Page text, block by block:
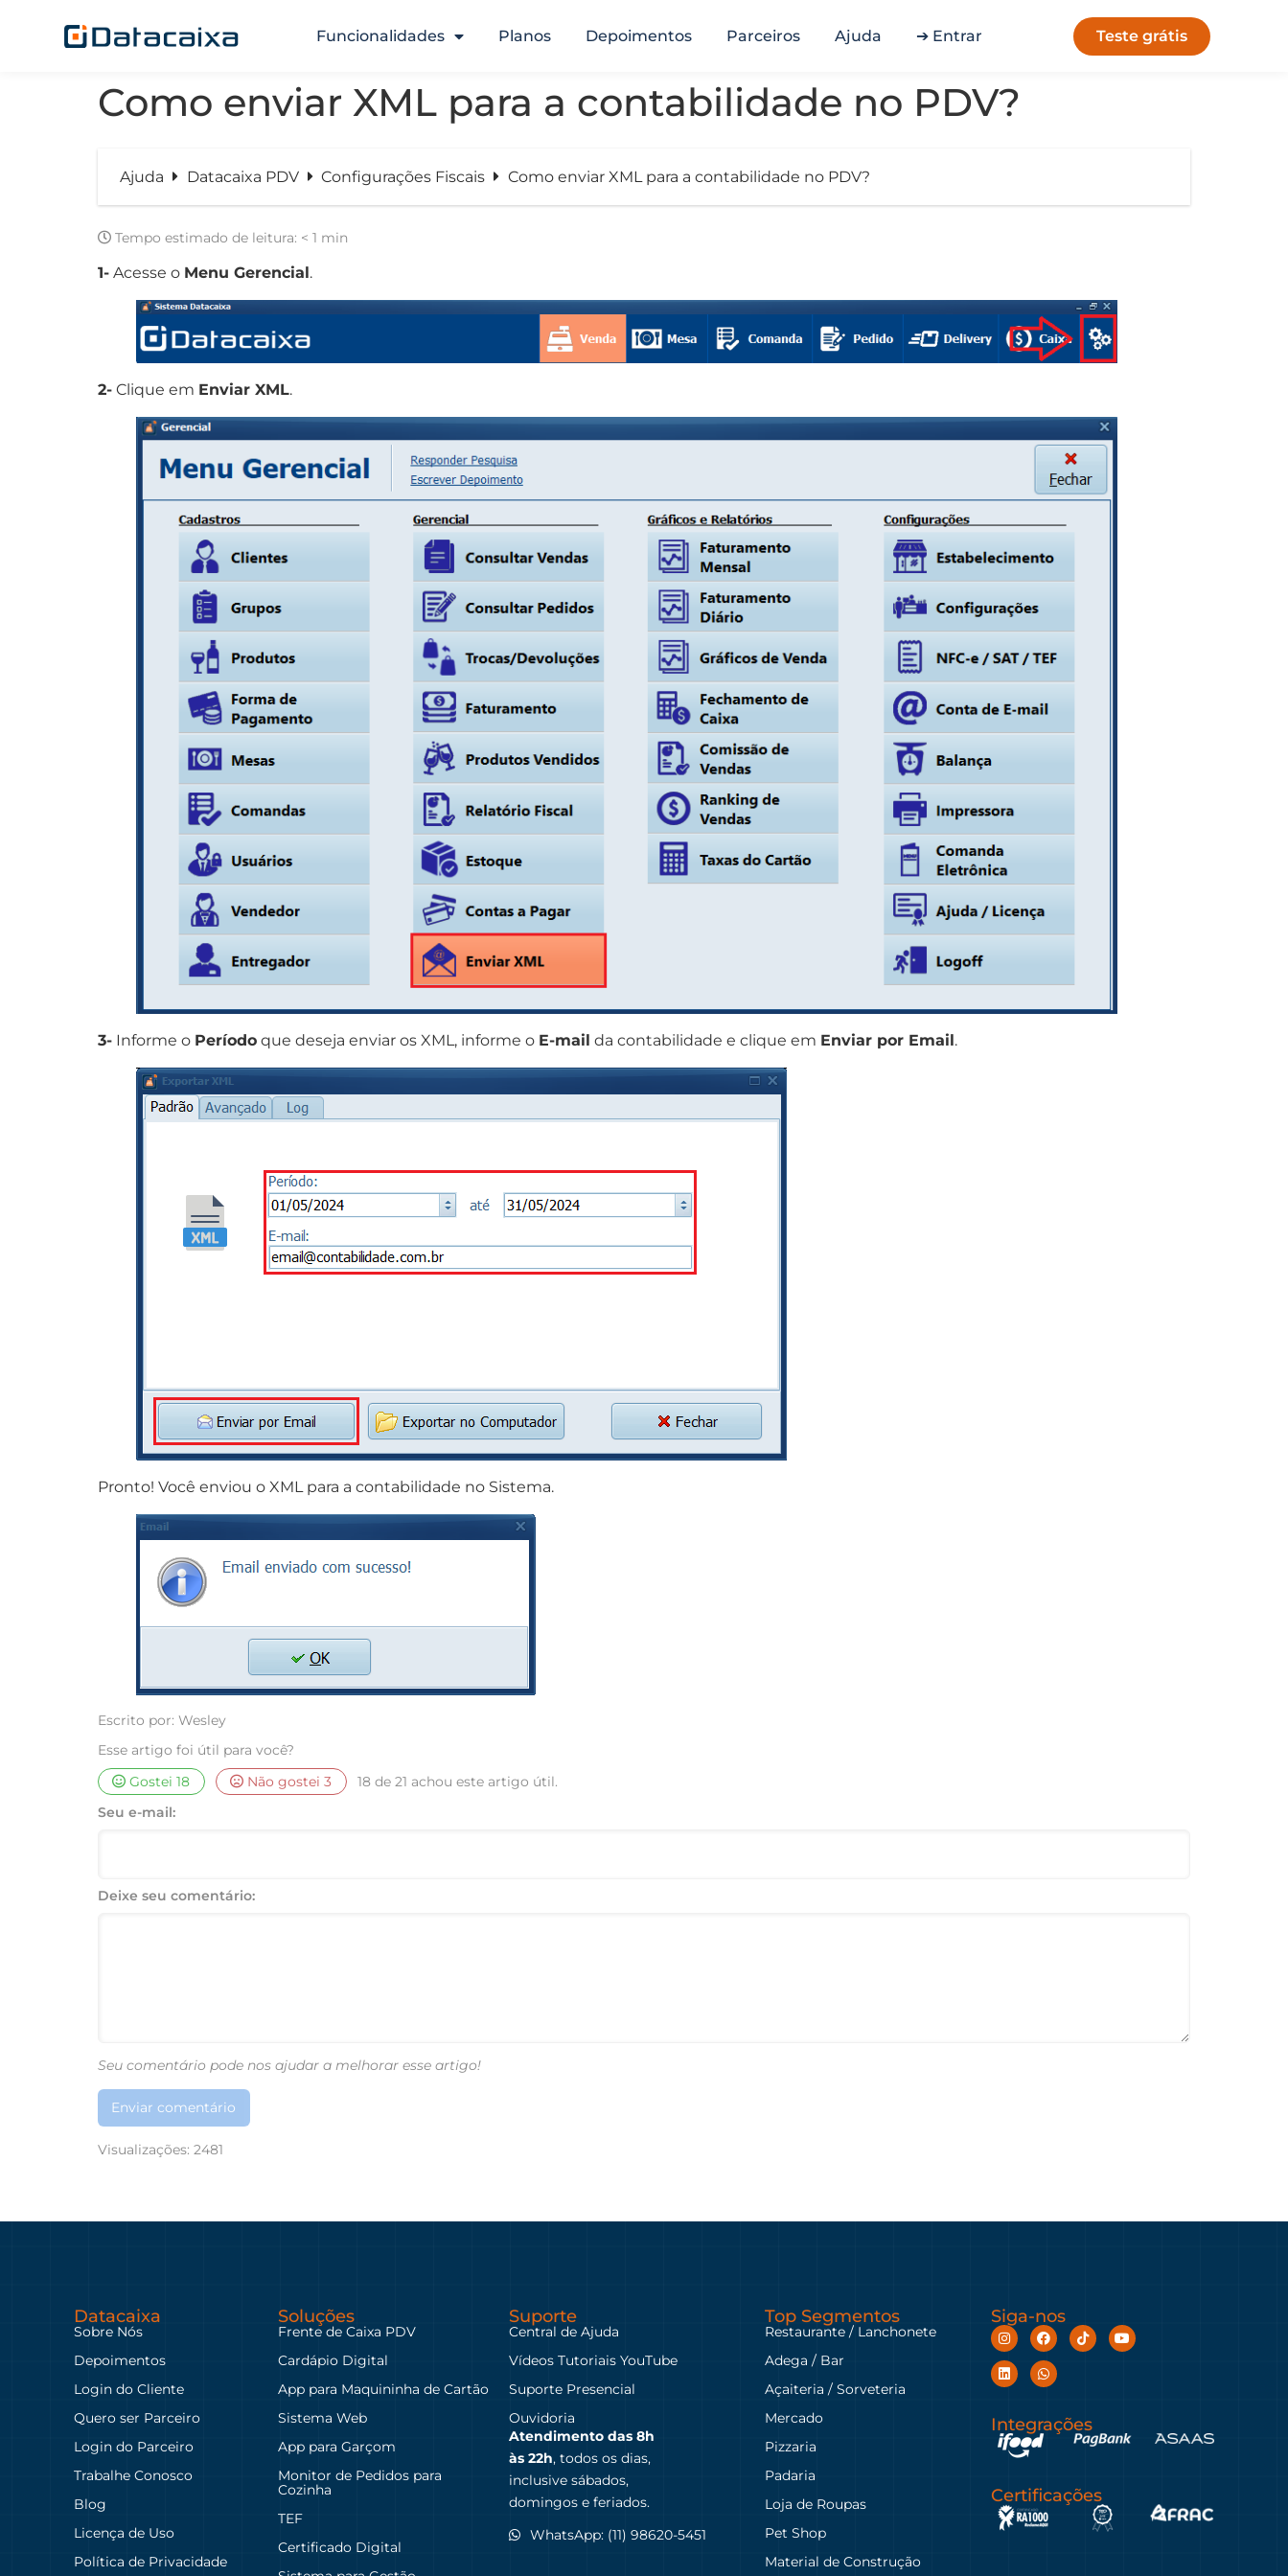
Funcionalidades Planos Depoimentos Parceiros Ajuda ➔ Entrar Teste grátis
Como enviar XML para a contabilidade no PDV?
Ajuda Datacaixa PDV Configurações Fiscais Como enviar XML para a contabilidade no PDV?
Tempo estimado de leitura: < 1 min
1- Acesse o Menu Gerencial.
2- Clique em Enviar XML.
3- Informe o Período que deseja enviar os XML, informe o E-mail da contabilidade e clique em Enviar por Email.
Pronto! Você enviou o XML para a contabilidade no Sistema.
Escrito por: Wesley
Esse artigo foi útil para você?
Gostei18 Não gostei3
18 de 21 achou este artigo útil.
Seu e-mail:
Deixe seu comentário:
Seu comentário pode nos ajudar a melhorar esse artigo!
Enviar comentário
Visualizações: 2481
Datacaixa
Sobre Nós
Depoimentos
Login do Cliente
Quero ser Parceiro
Login do Parceiro
Trabalhe Conosco
Blog
Licença de Uso
Política de Privacidade
Soluções
Frente de Caixa PDV
Cardápio Digital
App para Maquininha de Cartão
Sistema Web
App para Garçom
Monitor de Pedidos para
Cozinha
TEF
Certificado Digital
Suporte
Central de Ajuda
Vídeos Tutoriais YouTube
Suporte Presencial
Ouvidoria
Atendimento das 8h
às 22h, todos os dias,
inclusive sábados,
domingos e feriados.
WhatsApp: (11) 98620-5451
Top Segmentos
Restaurante / Lanchonete
Adega / Bar
Açaiteria / Sorveteria
Mercado
Pizzaria
Padaria
Loja de Roupas
Pet Shop
Material de Construção
Siga-nos
Integrações
Certificações